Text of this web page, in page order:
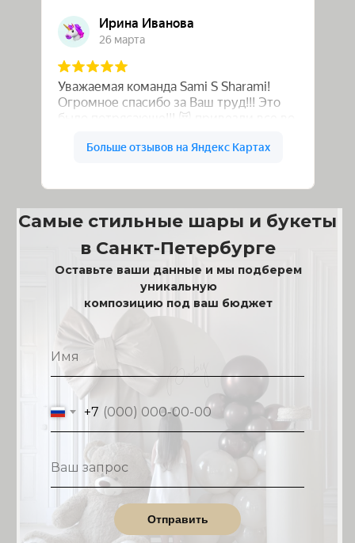
+7
Отправить
Самые стильные шары и букеты
в Санкт-Петербурге
Оставьте ваши данные и мы подберем
уникальную
композицию под ваш бюджет